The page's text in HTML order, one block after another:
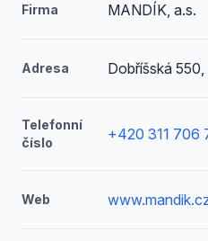
Firma MANDÍK, a.s.
Adresa Dobříšská
Telefonní
číslo
+420 311 706
Web